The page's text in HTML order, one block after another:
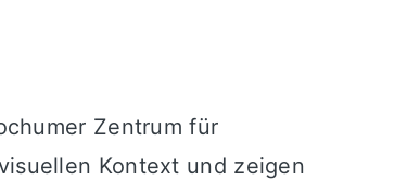
Zentrum für
Kontext und zeigen